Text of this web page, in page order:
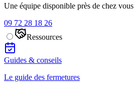
Une équipe disponible près de chez vous
09 72 28 18 26
Ressources
Guides & conseils
Le guide des fermetures